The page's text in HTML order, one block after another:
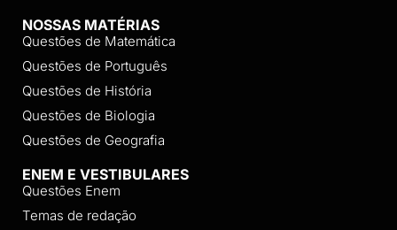
NOSSAS MATÉRIAS
Questões de Matemática
Questões de Português
Questões de História
Questões de Biologia
Questões de Geografia
ENEM E VESTIBULARES
Questões Enem
Temas de redação